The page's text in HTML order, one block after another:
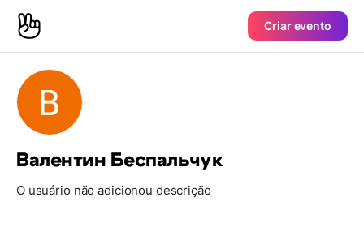
Criar evento
Валентин Беспальчук
O usuário não adicionou descrição